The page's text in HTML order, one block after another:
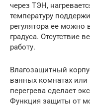
через ТЭН,
температуру
регулятора ее можно
градуса. Отсутствие
работу.
Влагозащитный
ванных комнатах или
перегрева сделает
Функция защиты от